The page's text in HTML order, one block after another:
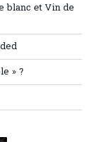
blanc et Vin de
» ?